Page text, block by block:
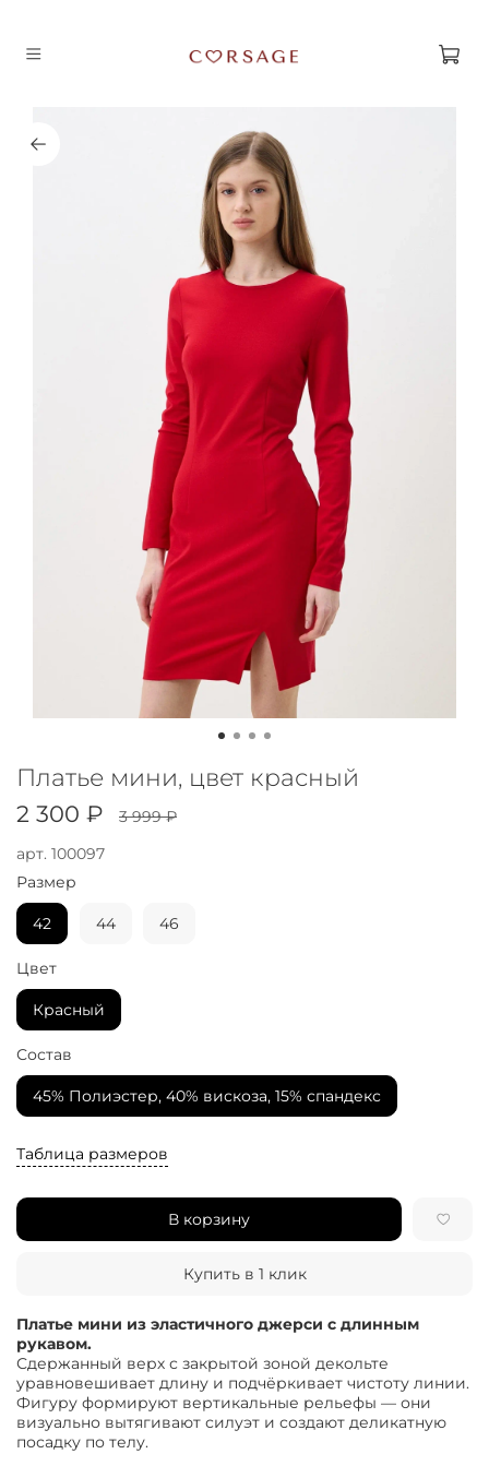
арт. 100097
Платье мини, цвет красный
2 300 ₽ 3 999 ₽
Таблица размеров
В корзину
Купить в 1 клик
Размер
42 44 46
Цвет
Красный
Состав
45% Полиэстер, 40% вискоза, 15% спандекс
Платье мини из эластичного джерси с длинным
рукавом.
Сдержанный верх с закрытой зоной декольте
уравновешивает длину и подчёркивает чистоту линии.
Фигуру формируют вертикальные рельефы — они
визуально вытягивают силуэт и создают деликатную
посадку по телу.